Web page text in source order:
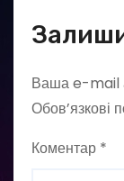
Ваша e-mail
Обов’язкові
Коментар *